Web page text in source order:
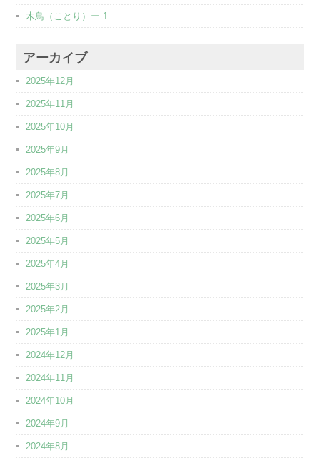
木鳥（ことり）ー 1
アーカイブ
2025年12月
2025年11月
2025年10月
2025年9月
2025年8月
2025年7月
2025年6月
2025年5月
2025年4月
2025年3月
2025年2月
2025年1月
2024年12月
2024年11月
2024年10月
2024年9月
2024年8月